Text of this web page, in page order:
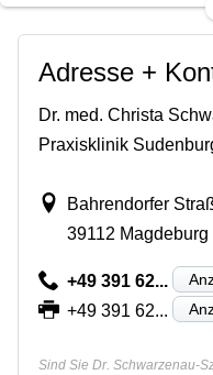
Adresse +
Dr. med. Christa
Praxisklinik
Bahrendorfer
39112 Magdeburg
+49 391 62...
+49 391 62...
Sind Sie Dr. Schwarzenau-